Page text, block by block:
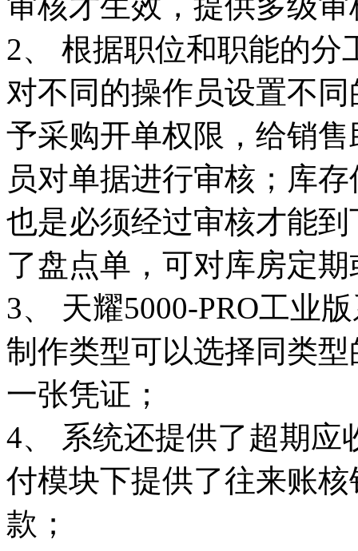
2、 根据职位和职能的
对不同的操作员设置不
予采购开单权限，给销
员对单据进行审核；库
也是必须经过审核才能
了盘点单，可对库房定
3、 天耀5000-PRO工业
制作类型可以选择同类
一张凭证；
4、 系统还提供了超期应
付模块下提供了往来账
款；